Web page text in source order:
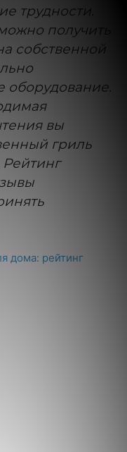
трудности.
получить
собственной
оборудование.
вы
гриль